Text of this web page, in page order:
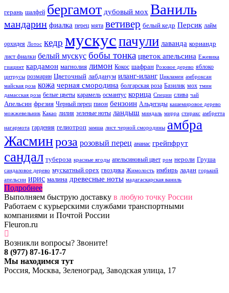
герань шалфей бергамот дубовый мох Ваниль
мандарин фиалка перец мята ветивер белый кедр Персик лайм
орхидея Лотос кедр мускуспачули лаванда кориандр
лист фиалки белый мускус бобы тонка цветок апельсина Ежевика
гиацинт кардамон магнолия лимон Кокос шафран Розовое дерево яблоко
цитрусы розмарин Цветочный лабданум иланг-иланг Цикламен амброксан
майская роза кожа черная смородина болгарская роза Базилик мох тмин
дамасская роза белые цветы карамель османтус корица Специи слива чай
Апельсин фрезия Черный перец пион бензоин Альдегиды кашемировое дерево
можжевельник Какао лилия зеленые ноты ландыш миндаль мирра стиракс амбретта
нагармота гардения гелиотроп замша лист черной смородины амбра
Жасминроза розовый перец ананас грейпфрут
сандал тубероза красные ягоды апельсиновый цвет ром нероли Груша
сандаловое дерево мускатный орех гвоздика Жимолость имбирь ладан горький
апельсин ирис малина древесные ноты мадагаскарская ваниль
Подробнее
Выполняем быструю доставку в любую точку России
Работаем с курьерскими службами транспортными
компаниями и Почтой России
Fleuron.ru
Возникли вопросы? Звоните!
8 (977) 87-16-17-7
Мы находимся тут
Россия, Москва, Зеленоград, Заводская улица, 17